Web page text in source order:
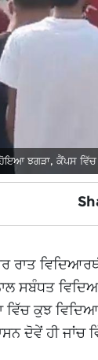
ਝਗੜਾ, ਕੈਂਪਸ ਵਿੱਚ
ਰਾਤ
ਸਬੰਧਤ
ਕੁਝ
ਦੋਵੇਂ ਹੀ ਜਾਂਚ